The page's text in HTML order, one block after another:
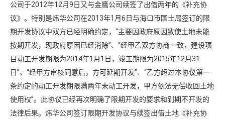
公司于2012年12月9日又与金鹰公司续签了出借两年的《补充协
议》。特别是炜华公司在2013年1月6日与海口市国土局签订的限
期开发协议中双方已经明确约定，“主要因政府原因致使土地未能
按期开发，现政府原因已经消除”、“经甲乙双方协商一致，建设项
目动工开发期限为2014年1月1日，竣工期限为2015年12月31
日”、“经甲方审核同意后，方可延期开发”、“乙方超过本协议第一
条约定的动工开发期限满两年未动工开发，甲方依法无偿收回土地
使用权”。此协议已经再次明确了限期开发的要求和到期不开发的
法律后果。炜华公司签订限期开发协议与续签出借土地《补充协